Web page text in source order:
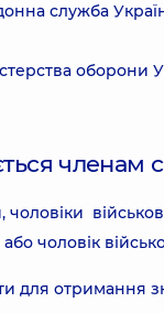
служба
оборони
членам
чоловіки
чоловік
для отримання